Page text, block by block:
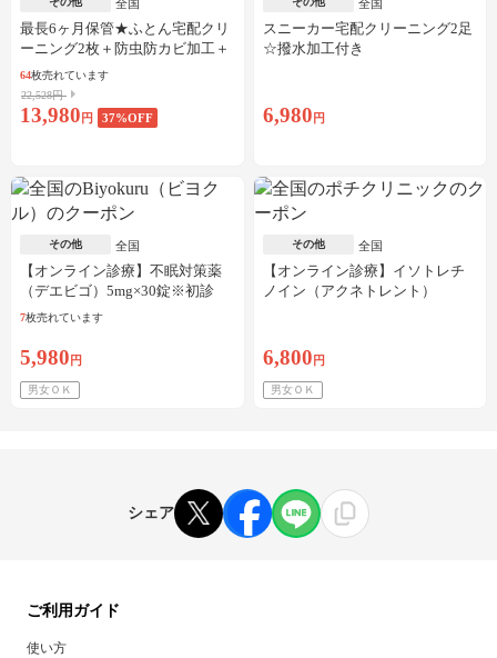
全国
最長6ヶ月保管★ふとん宅配クリ
ーニング2枚＋防虫防カビ加工＋
しみ抜き
64枚売れています
22,528円
13,980 円 37%OFF
全国
スニーカー宅配クリーニング2足
☆撥水加工付き
6,980 円
その他 全国
【オンライン診療】不眠対策薬
（デエビゴ）5mg×30錠※初診
料・送料込
7枚売れています
5,980 円
男女ＯＫ
その他 全国
【オンライン診療】イソトレチ
ノイン（アクネトレント）
6,800 円
男女ＯＫ
シェア
ご利用ガイド
使い方